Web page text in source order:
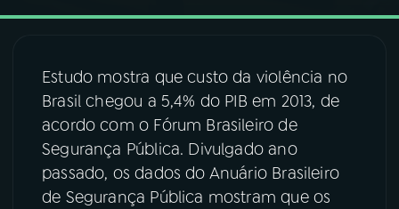
03PROGRAMAÇÃO
04PROGRAMAS
PODCASTS
06VIDEOCASTS
Estudo mostra que custo da violência no
Brasil chegou a 5,4% do PIB em 2013, de
acordo com o Fórum Brasileiro de
Segurança Pública. Divulgado ano
passado, os dados do Anuário Brasileiro
de Segurança Pública mostram que os